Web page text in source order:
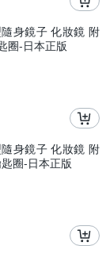
身鏡子 化妝鏡 附
圈-日本正版
身鏡子 化妝鏡 附
圈-日本正版